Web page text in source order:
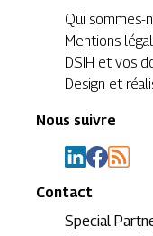
Qui sommes-
Mentions
DSIH et vos
Design et
Nous suivre
Contact
Special